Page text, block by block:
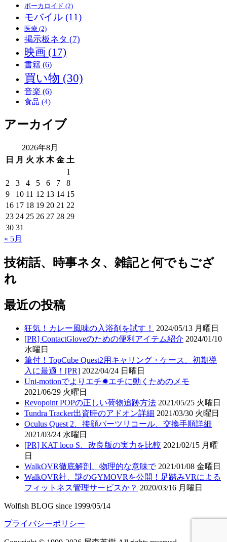
ボーカロイド (2)
モバイル (11)
医療 (2)
掲示板ネタ (7)
映画 (17)
書籍 (6)
買い物 (30)
音楽 (6)
食品 (4)
アーカイブ
2026年8月
日
月 火 水 木 金 土
1
2
3 4 5 6 7
8
9
10 11 12 13 14 15
16 17 18 19 20 21 22
23 24 25 26 27 28 29
30 31
« 5月
技術話、時事ネタ、雑記と何でもござ
れ
最近の投稿
狂気！カレー風味の入浴剤を試す！
2024/05/13 月曜日
[PR] ContactGloveのための便利アイテム紹介 2024/01/10
水曜日
筆付！TopCube Quest2用キャリング・ケース、初期導
入に最適！[PR] 2022/04/24 日曜日
Uni-motionでよりエチ✹エチに動くためのメモ
2021/06/29 火曜日
Revopoint POPの正しい荷物追跡方法 2021/05/25 火曜日
Tundra Tracker出資時のアドオン詳細 2021/03/30 火曜日
Oculus Quest 2、接顔パーツリコール、交換手順詳細
2021/03/24 水曜日
[PR] KAT loco S、改良版の実力を比較 2021/02/15 月曜
日
WalkOVR徹底解剖、物理的な意味で 2021/01/08 金曜日
WalkOVR社、謎のGYMOVRを公開！足踏みVRによる
フィットネス管理サービスか？ 2020/03/16 月曜日
Wolfish BLOG since 1999/05/14
プライバシーポリシー